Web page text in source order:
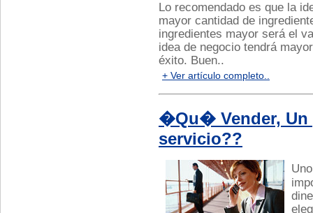
Lo recomendado es que la
mayor cantidad de
ingredientes mayor será el
idea de negocio tendrá
éxito. Buen..
+ Ver artículo completo..
�Qu� Vender, Un
servicio??